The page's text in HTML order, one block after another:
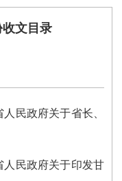
文目录
民政府关于省长、
民政府关于印发甘